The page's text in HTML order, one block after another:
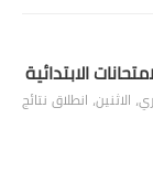
الابتدائية
الاثنين، انطلاق نتائج